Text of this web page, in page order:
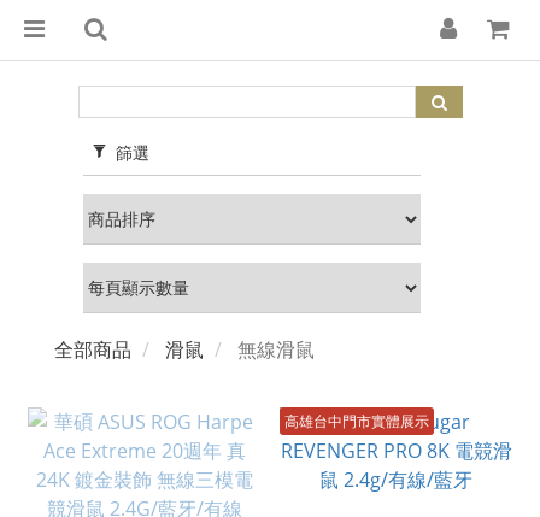
篩選
全部商品 滑鼠 無線滑鼠
高雄台中門市實體展示